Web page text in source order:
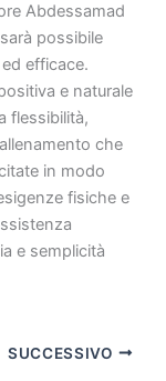
Abdessamad
possibile
efficace.
e naturale
flessibilità,
che
in modo
fisiche e
e semplicità
SUCCESSIVO